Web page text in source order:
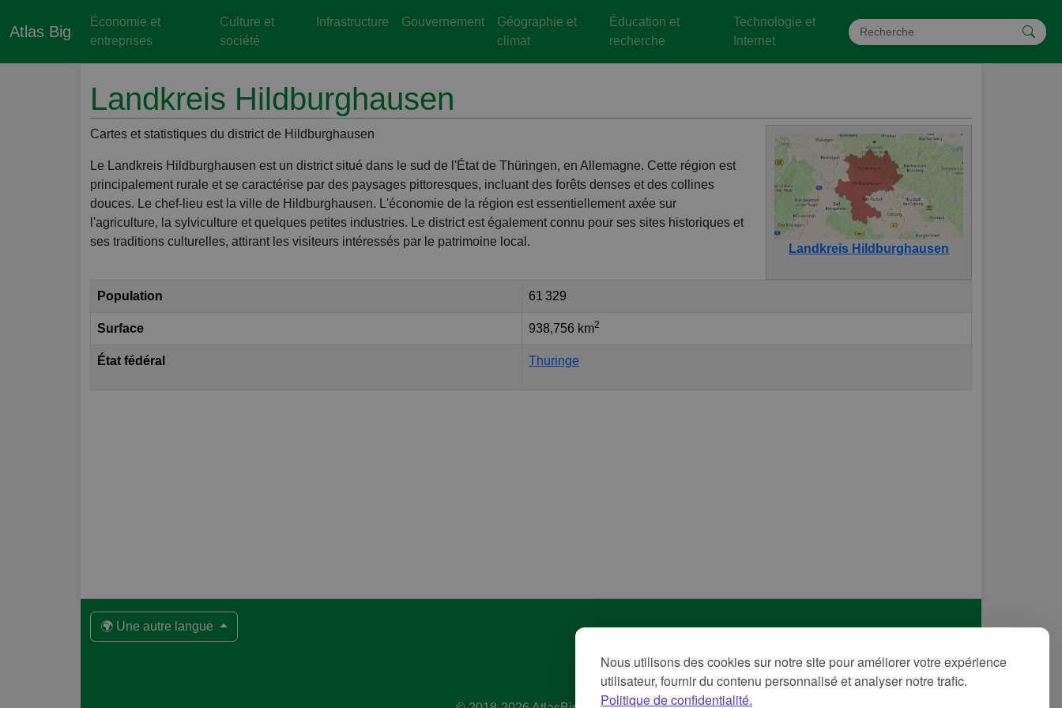
Nous utilisons des cookies sur notre site pour améliorer votre expérience
utilisateur, fournir du contenu personnalisé et analyser notre trafic.
Politique de confidentialité.
Atlas Big
Économie et
entreprises
Culture et
société
Infrastructure Gouvernement
Géographie et
climat
Éducation et
recherche
Technologie et
Internet
Landkreis Hildburghausen
Cartes et statistiques du district de Hildburghausen
Le Landkreis Hildburghausen est un district situé dans le sud de l'État de Thüringen, en Allemagne. Cette région est
principalement rurale et se caractérise par des paysages pittoresques, incluant des forêts denses et des collines
douces. Le chef-lieu est la ville de Hildburghausen. L'économie de la région est essentiellement axée sur
l'agriculture, la sylviculture et quelques petites industries. Le district est également connu pour ses sites historiques et
ses traditions culturelles, attirant les visiteurs intéressés par le patrimoine local.
Landkreis Hildburghausen
Population 61 329
Surface 938,756 km2
État fédéral Thuringe
🌍 Une autre langue
Conditions d'utilisation
Mentions légales